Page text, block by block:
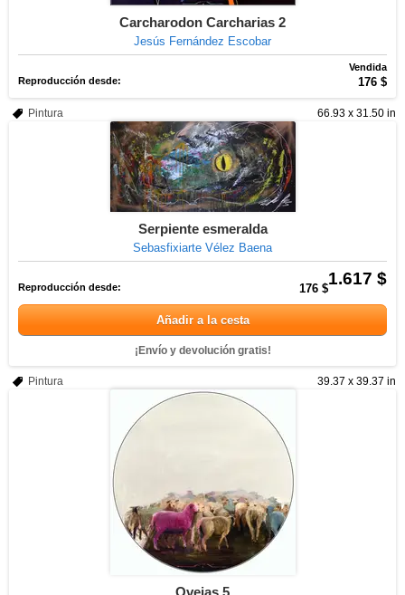
Carcharodon Carcharias 2
Jesús Fernández Escobar
Vendida
Reproducción desde:
176 $
66.93 x 31.50 in
Pintura
Serpiente esmeralda
Sebasfixiarte Vélez Baena
1.617 $
Reproducción desde: 176 $
Añadir a la cesta
¡Envío y devolución gratis!
39.37 x 39.37 in
Pintura
Ovejas 5